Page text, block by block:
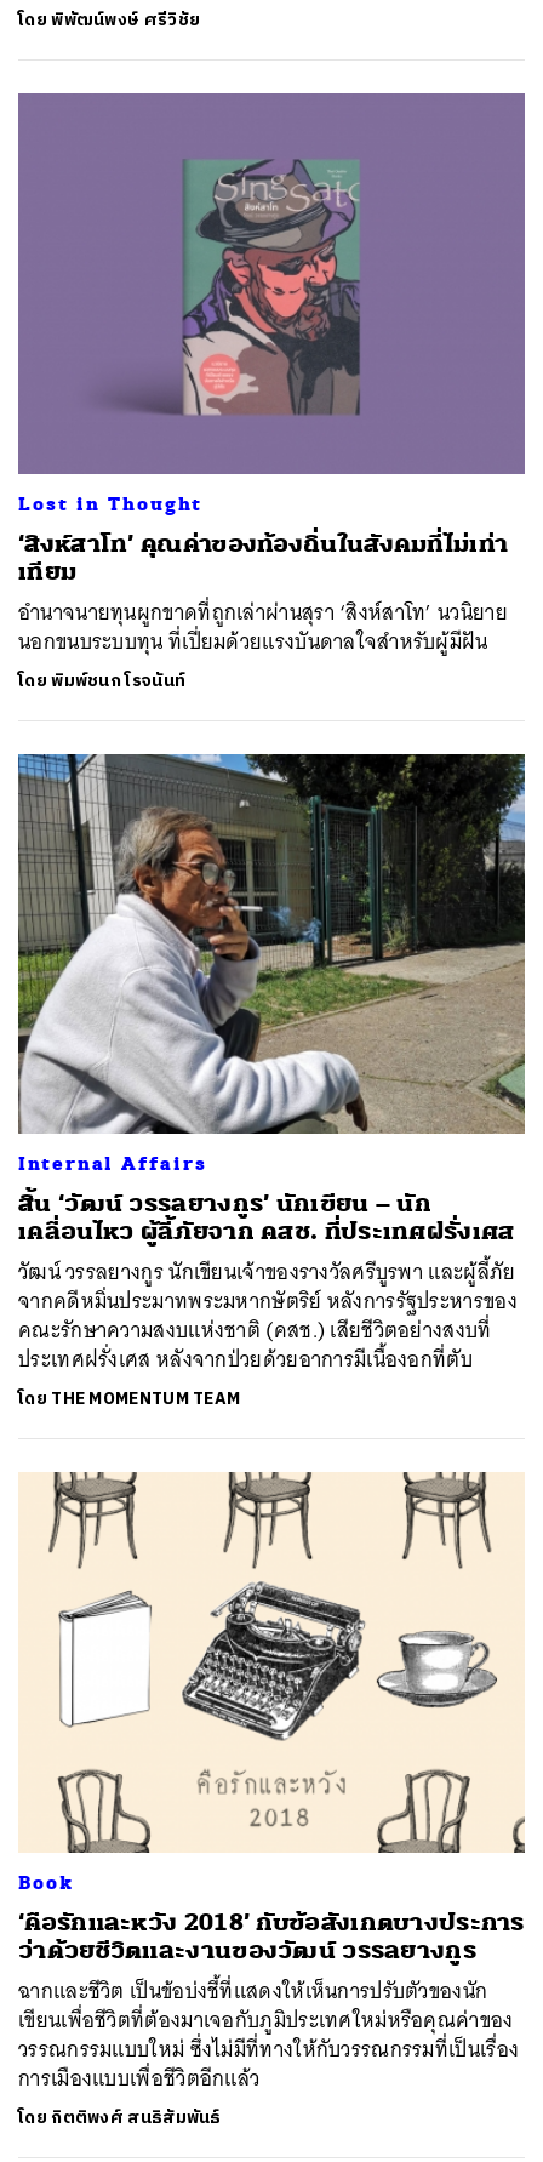
โดยพิพัฒน์พงษ์ ศรีวิชัย
Lost in Thought
‘สิงห์สาโท’ คุณค่าของท้องถิ่นในสังคมที่ไม่เท่า
เทียม
อำนาจนายทุนผูกขาดที่ถูกเล่าผ่านสุรา ‘สิงห์สาโท’ นวนิยาย
นอกขนบระบบทุน ที่เปี่ยมด้วยแรงบันดาลใจสำหรับผู้มีฝัน
โดยพิมพ์ชนก โรจนันท์
Internal Affairs
สิ้น ‘วัฒน์ วรรลยางกูร’ นักเขียน – นัก
เคลื่อนไหว ผู้ลี้ภัยจาก คสช. ที่ประเทศฝรั่งเศส
วัฒน์ วรรลยางกูร นักเขียนเจ้าของรางวัลศรีบูรพา และผู้ลี้ภัย
จากคดีหมิ่นประมาทพระมหากษัตริย์ หลังการรัฐประหารของ
คณะรักษาความสงบแห่งชาติ (คสช.) เสียชีวิตอย่างสงบที่
ประเทศฝรั่งเศส หลังจากป่วยด้วยอาการมีเนื้องอกที่ตับ
โดย THE MOMENTUM TEAM
Book
‘คือรักและหวัง 2018’ กับข้อสังเกตบางประการ
ว่าด้วยชีวิตและงานของวัฒน์ วรรลยางกูร
ฉากและชีวิต เป็นข้อบ่งชี้ที่แสดงให้เห็นการปรับตัวของนัก
เขียนเพื่อชีวิตที่ต้องมาเจอกับภูมิประเทศใหม่หรือคุณค่าของ
วรรณกรรมแบบใหม่ ซึ่งไม่มีที่ทางให้กับวรรณกรรมที่เป็นเรื่อง
การเมืองแบบเพื่อชีวิตอีกแล้ว
โดย กิตติพงศ์ สนธิสัมพันธ์
SHARE TWEET LINE